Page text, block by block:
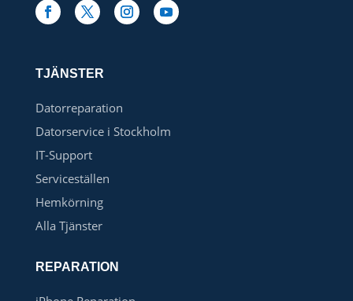
TJÄNSTER
Datorreparation
Datorservice i Stockholm
IT-Support
Serviceställen
Hemkörning
Alla Tjänster
REPARATION